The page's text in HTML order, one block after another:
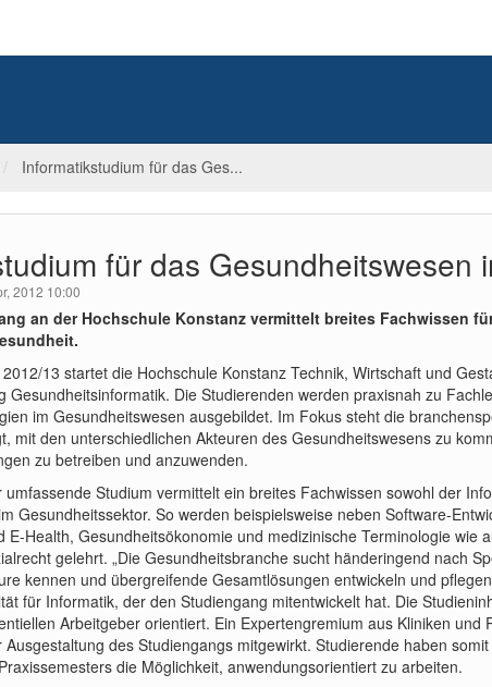
Informatikstudium für das Ges...
für das Gesundheitswesen
2012 10:00
an der Hochschule Konstanz vermittelt breites Fachwissen
13 startet die Hochschule Konstanz Technik, Wirtschaft und
Gesundheitsinformatik. Die Studierenden werden praxisnah zu
im Gesundheitswesen ausgebildet. Im Fokus steht die
mit den unterschiedlichen Akteuren des Gesundheitswesens zu
zu betreiben und anzuwenden.
umfassende Studium vermittelt ein breites Fachwissen sowohl der
Gesundheitssektor. So werden beispielsweise neben Software-
E-Health, Gesundheitsökonomie und medizinische Terminologie wie
gelehrt. „Die Gesundheitsbranche sucht händeringend nach
kennen und übergreifende Gesamtlösungen entwickeln und
für Informatik, der den Studiengang mitentwickelt hat. Die
Arbeitgeber orientiert. Ein Expertengremium aus Kliniken und
Ausgestaltung des Studiengangs mitgewirkt. Studierende haben
die Möglichkeit, anwendungsorientiert zu arbeiten.